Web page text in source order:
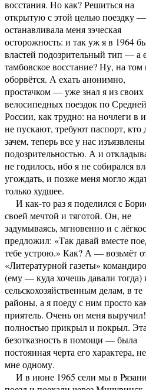
восстания. Но как? Решиться на
открытую с этой целью поездку —
останавливала меня зэческая
осторожность: и так уж я в 1964
властей подозрительный тип — а
тамбовское восстание? Ну, на том
оборвётся. А ехать анонимно,
простачком — уже знал я из своих
велосипедных поездок по Средней
России, как трудно: на ночлеги в
не пускают, требуют паспорт, кто
зачем, теперь все у нас изъязвлены
подозрительностью. А и
не годилось, ибо я не собирался
угождать, и позже меня могло
только худшее.
И как-то раз я поделился с
своей мечтой и тяготой. Он, не
задумываясь, мгновенно и с
предложил: «Так давай вместе
тебе устрою.» Как? А — возьмёт
«Литературной газеты»
(ему — куда хочешь давали тогда)
сельскохозяйственным делам, в те
районы, а я поеду с ним просто
приятель. Очень он меня
полностью прикрыл и покрыл.
безотказность в помощи — была
постоянная черта его характера,
мне одному.
И в июне 1965 сели мы в